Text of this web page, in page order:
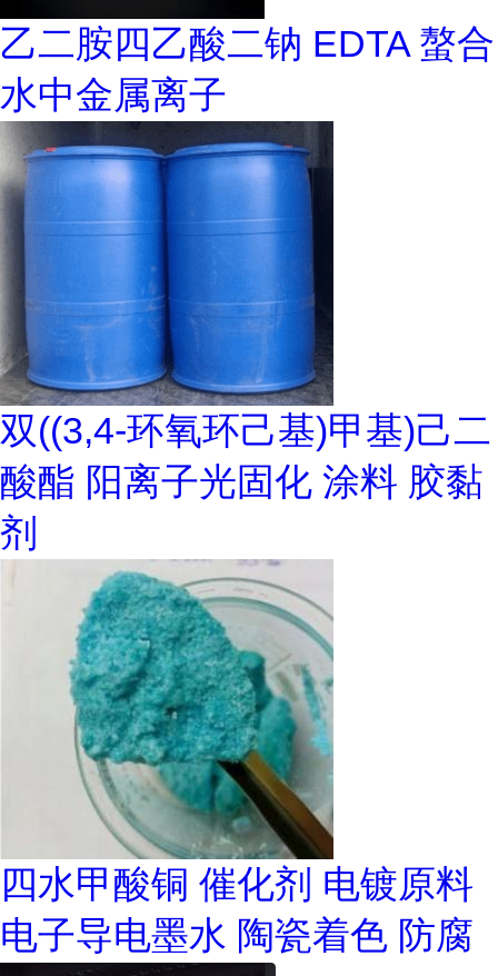
乙二胺四乙酸二钠 EDTA 螯合
水中金属离子
双((3,4-环氧环己基)甲基)己二
酸酯 阳离子光固化 涂料 胶黏
剂
四水甲酸铜 催化剂 电镀原料
电子导电墨水 陶瓷着色 防腐